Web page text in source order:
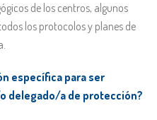
de los centros, algunos
los protocolos y planes de
específica para ser
delegado/a de protección?